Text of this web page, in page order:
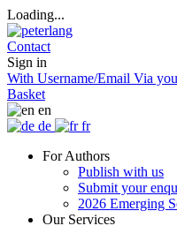
Loading...
Contact
Sign in
With Username/Email Via
Basket
en
de
fr
For Authors
Publish with us
Submit your
2026 Emerging
Our Services